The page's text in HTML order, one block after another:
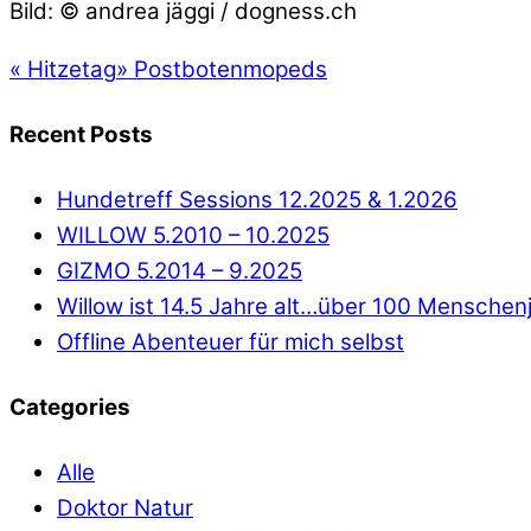
Bild: © andrea jäggi / dogness.ch
« Hitzetag» Postbotenmopeds
Recent Posts
Hundetreff Sessions 12.2025 & 1.2026
WILLOW 5.2010 – 10.2025
GIZMO 5.2014 – 9.2025
Willow ist 14.5 Jahre alt…über 100
Offline Abenteuer für mich selbst
Categories
Alle
Doktor Natur